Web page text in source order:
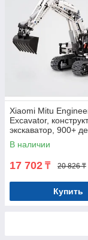
Xiaomi Mitu
Excavator,
экскаватор, 900+
Арт.7052
В наличии
17 702 ₸ 20 826 ₸
Купить